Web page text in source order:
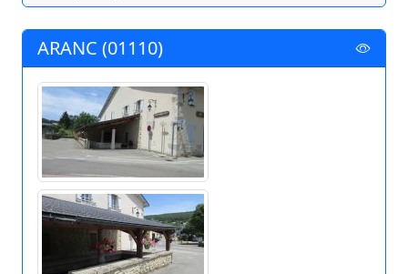
ARANC (01110)